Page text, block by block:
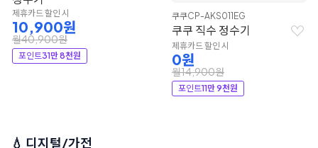
제휴카드 할인 시
10,900원
월40,900원
포인트31만 8천원
쿠쿠CP-AKS011EG
쿠쿠 직수 정수기
제휴카드 할인 시
0원
월14,900원
포인트11만 9천원
💧 디지털/가전